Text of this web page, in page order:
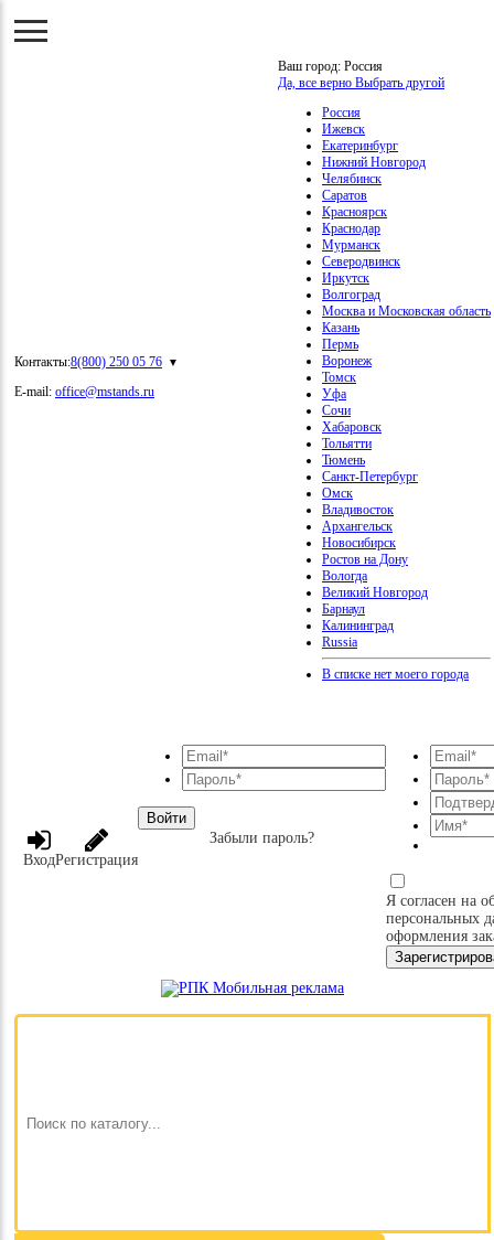
Контакты:8(800) 250 05 76
E-mail: office@mstands.ru
Ваш город: Россия
Да, все верно Выбрать другой
Россия
Ижевск
Екатеринбург
Нижний Новгород
Челябинск
Саратов
Красноярск
Краснодар
Мурманск
Северодвинск
Иркутск
Волгоград
Москва и Московская область
Казань
Пермь
Воронеж
Томск
Уфа
Сочи
Хабаровск
Тольятти
Тюмень
Санкт-Петербург
Омск
Владивосток
Архангельск
Новосибирск
Ростов на Дону
Вологда
Великий Новгород
Барнаул
Калининград
Russia
В списке нет моего города
ВходРегистрация
Войти
Забыли пароль?
Я согласен на
персональных
оформления